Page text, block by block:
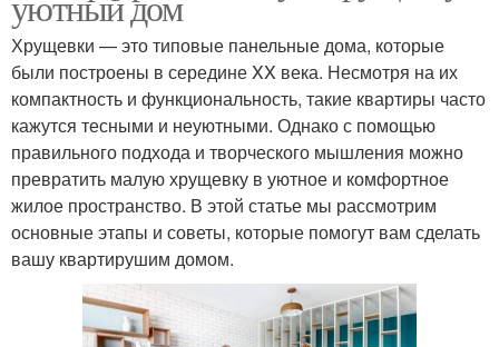
Хрущевки — это типовые панельные дома, которые
были построены в середине XX века. Несмотря на их
компактность и функциональность, такие квартиры часто
кажутся тесными и неуютными. Однако с помощью
правильного подхода и творческого мышления можно
превратить малую хрущевку в уютное и комфортное
жилое пространство. В этой статье мы рассмотрим
основные этапы и советы, которые помогут вам сделать
вашу квартирушим домом.